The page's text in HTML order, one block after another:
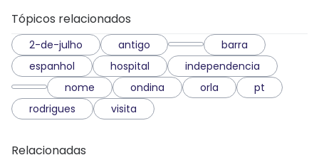
Tópicos relacionados
2-de-julho antigo
barra
espanhol
hospital
independencia
nome
ondina orla
pt
rodrigues
visita
Relacionadas